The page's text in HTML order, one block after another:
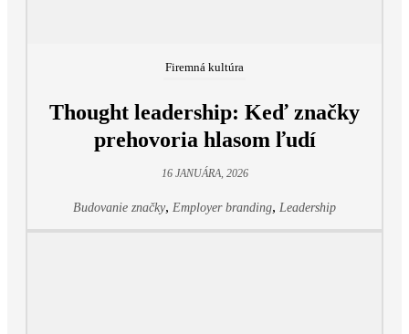
Firemná kultúra
Thought leadership: Keď značky
prehovoria hlasom ľudí
16 JANUÁRA, 2026
Budovanie značky, Employer branding, Leadership